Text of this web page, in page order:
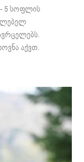
- 5 სოფლის
აქვთ.